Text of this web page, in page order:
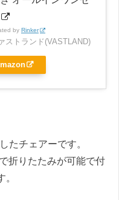
by Rinker
ストランド(VASTLAND)
たチェアーです。
折りたたみが可能で付